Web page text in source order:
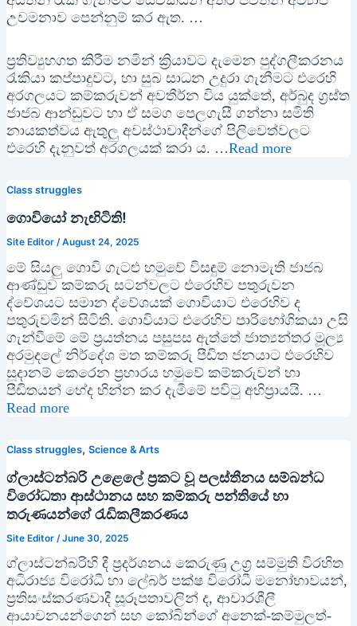
උවමනාව පෙන්නුම් කර ඇත. …
ප්‍රතිව්‍යුහගත කිරීම නමින් ක්‍රියාවට දැමෙන පුද්ගලීකරනය
රැකියා කප්පාදුවට, හා සුබ සාධන උදුරා ගැනීමට එරෙහි
අරගලයට කම්කරුවන් අවතීර්න විය යුක්තේ, අර්බුද ග්‍රස්ත
ජාජබ ආන්ඩුවට හා ඒ සමග පෙලගැසී ගන්නා සමිති
නායකත්වය ඇතුලු අවස්ථාවාදීන්ගේ පිලිවෙත්වලට
එරෙහි දැනුවත් අරගලයක් කරා ය. …Read more
Class struggles
ගොවියෝ නැඟිටිති!
Site Editor /August 24, 2025
මේ සියලු ගොවි ගැටළු හමුවේ විසඳුම් නොමැති ජාජබ
ආණ්ඩුව කම්කරු සටන්වලට එරෙහිව පතුරුවන
ද්වේශයට සමාන ද්වේශයක් ගොවියාට එරෙහිව ද
පතුරුවමින් සිටිති. ගොවියාට එරෙහිව පාරිභෝගිකයා උසි
ගැන්වීමේ මේ ප්‍රයත්නය පසුපස ඇත්තේ ජාත්‍යන්තර මූල්‍ය
අරමුදලේ නිර්දේශ මත කම්කරු පීඩිත ජනයාට එරෙහිව
සූදානම් කෙරෙන ප්‍රහාරය හමුවේ කම්කරුවන් හා
පීඩිතයන් භේද භින්න කර දැමීමේ පවිටු අභිප්‍රායයි. …
Read more
Class struggles, Science & Arts
ග්ලාස්ටන්බරි උළෙලේ ප්‍රකට වූ පලස්තීනය සම්බන්ධ
විරෝධතා ආස්ථානය සහ කම්කරු පන්තියේ හා
තරුණයන්ගේ රැඩිකලීකරණය
Site Editor /June 30, 2025
ග්ලාස්ටන්බරිහි දී ප්‍රදර්ශනය කෙරුණු උග්‍ර සම්මුති විරහිත
අධිරාජ්‍ය විරෝධී හා ලේබර් පක්ෂ විරෝධී මනෝභාවයන්,
ප්‍රතිසංස්කරණවාදී සූරූපතාවලින් ද, ආචාරශීලී
ආයාචනයන්ගෙන් සහ කෝබින්ගේ අනෙක්-කම්මුලත්-